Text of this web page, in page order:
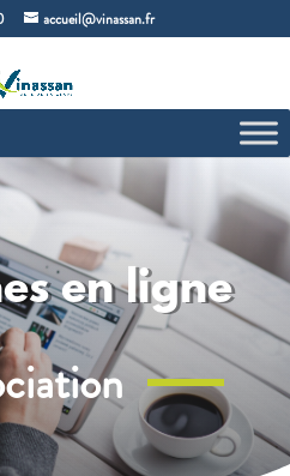
accueil@vinassan.fr
en ligne